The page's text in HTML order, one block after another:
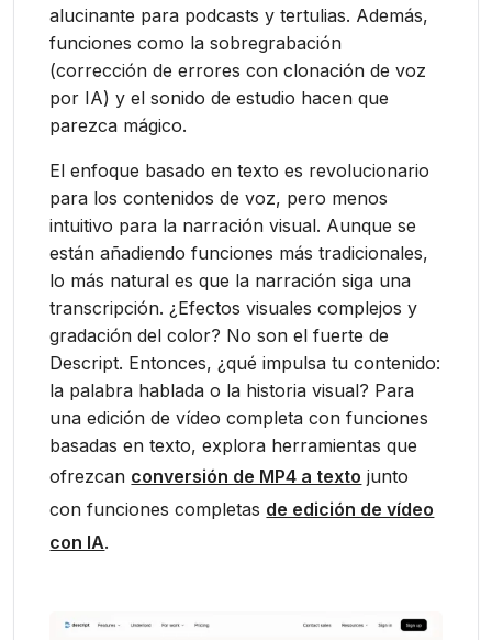
alucinante para podcasts y tertulias. Además,
funciones como la sobregrabación
(corrección de errores con clonación de voz
por IA) y el sonido de estudio hacen que
parezca mágico.
El enfoque basado en texto es revolucionario
para los contenidos de voz, pero menos
intuitivo para la narración visual. Aunque se
están añadiendo funciones más tradicionales,
lo más natural es que la narración siga una
transcripción. ¿Efectos visuales complejos y
gradación del color? No son el fuerte de
Descript. Entonces, ¿qué impulsa tu contenido:
la palabra hablada o la historia visual? Para
una edición de vídeo completa con funciones
basadas en texto, explora herramientas que
ofrezcan conversión de MP4 a texto junto
con funciones completas de edición de vídeo
con IA.